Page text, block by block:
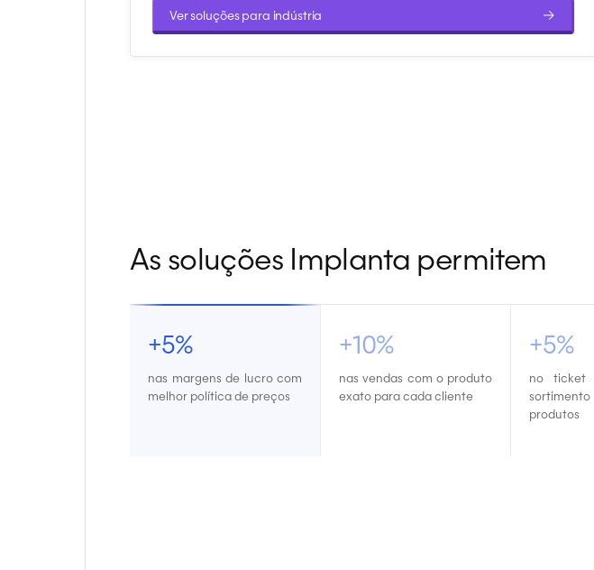
Ver soluções para indústria →
As soluções Implanta permitem
+5%
nas margens de lucro com
melhor política de preços
+10%
nas vendas com o produto
exato para cada cliente
+5%
no ticket
produtos